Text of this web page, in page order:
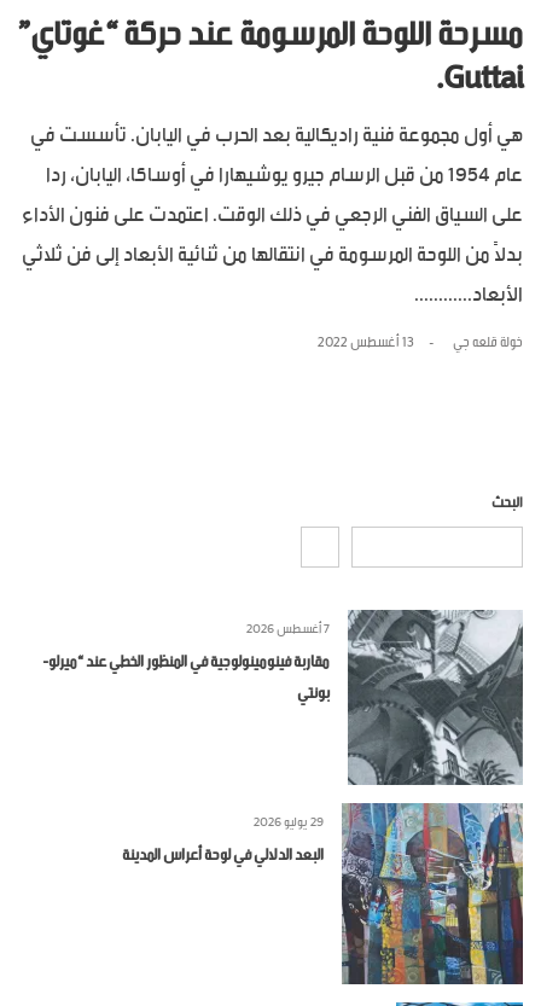
مسرحة اللوحة المرسومة عند حركة “غوتاي”
Guttai.
هي أول مجموعة فنية راديكالية بعد الحرب في اليابان. تأسست في
عام 1954 من قبل الرسام جيرو يوشيهارا في أوساكا، اليابان، ردا
على السياق الفني الرجعي في ذلك الوقت. اعتمدت على فنون الأداء
بدلاً من اللوحة المرسومة في انتقالها من ثنائية الأبعاد إلى فن ثلاثي
الأبعاد............
خولة قلعه جي 13 أغسطس 2022
البحث
7 أغسطس 2026
مقاربة فينومينولوجية في المنظور الخطي عند “ميرلو-
بونتي
29 يوليو 2026
البعد الدلالي في لوحة أعراس المدينة